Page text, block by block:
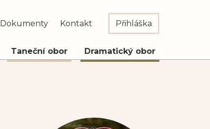
Dokumenty Kontakt Přihláška
Taneční obor Dramatický obor